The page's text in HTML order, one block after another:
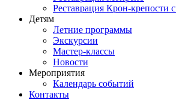
Реставрация Крон-крепости
Детям
Летние программы
Экскурсии
Мастер-классы
Новости
Мероприятия
Календарь событий
Контакты